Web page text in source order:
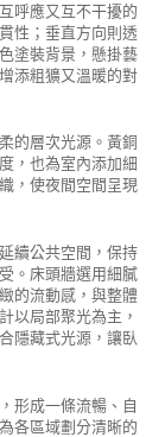
呼應又互不干擾的
性；垂直方向則透
塗裝背景，懸掛藝
添粗獷又溫暖的對
的層次光源。黃銅
，也為室內添加細
，使夜間空間呈現
續公共空間，保持
。床頭牆選用細膩
的流動感，與整體
以局部聚光為主，
隱藏式光源，讓臥
形成一條流暢、自
各區域劃分清晰的